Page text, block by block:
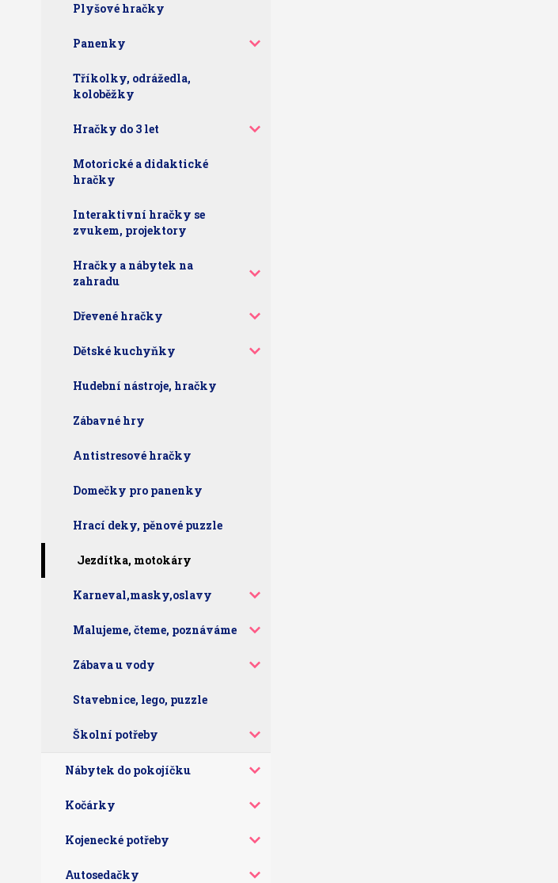
Plyšové hračky
Panenky
Tříkolky, odrážedla,
koloběžky
Hračky do 3 let
Motorické a didaktické
hračky
Interaktivní hračky se
zvukem, projektory
Hračky a nábytek na
zahradu
Dřevené hračky
Dětské kuchyňky
Hudební nástroje, hračky
Zábavné hry
Antistresové hračky
Domečky pro panenky
Hrací deky, pěnové puzzle
Jezdítka, motokáry
Karneval,masky,oslavy
Malujeme, čteme, poznáváme
Zábava u vody
Stavebnice, lego, puzzle
Školní potřeby
Nábytek do pokojíčku
Kočárky
Kojenecké potřeby
Autosedačky